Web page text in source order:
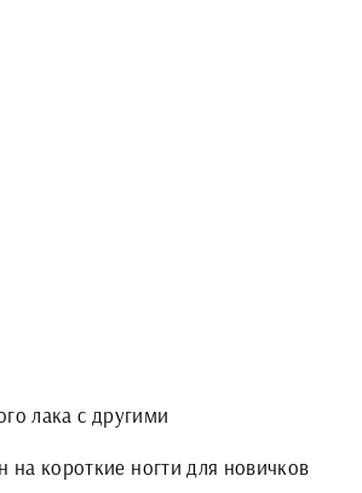
лака с другими